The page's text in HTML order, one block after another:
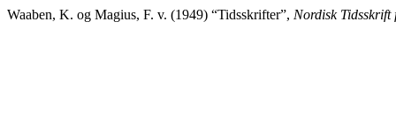
Waaben, K. og Magius, F. v. (1949) “Tidsskrifter”, Nordisk